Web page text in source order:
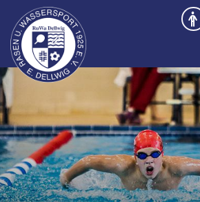
Unser Verein
News
Sport- und Kursangebot
Freibad